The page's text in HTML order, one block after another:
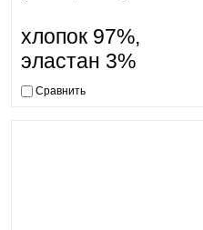
хлопок 97%,
эластан 3%
Сравнить